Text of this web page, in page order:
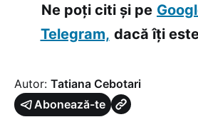
Ne poți citi și pe
Telegram, dacă îți
Autor: Tatiana Cebotari
Abonează-te